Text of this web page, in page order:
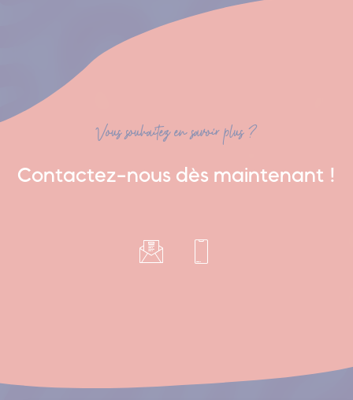
Vous souhaitez en savoir plus ?
Contactez-nous dès maintenant !